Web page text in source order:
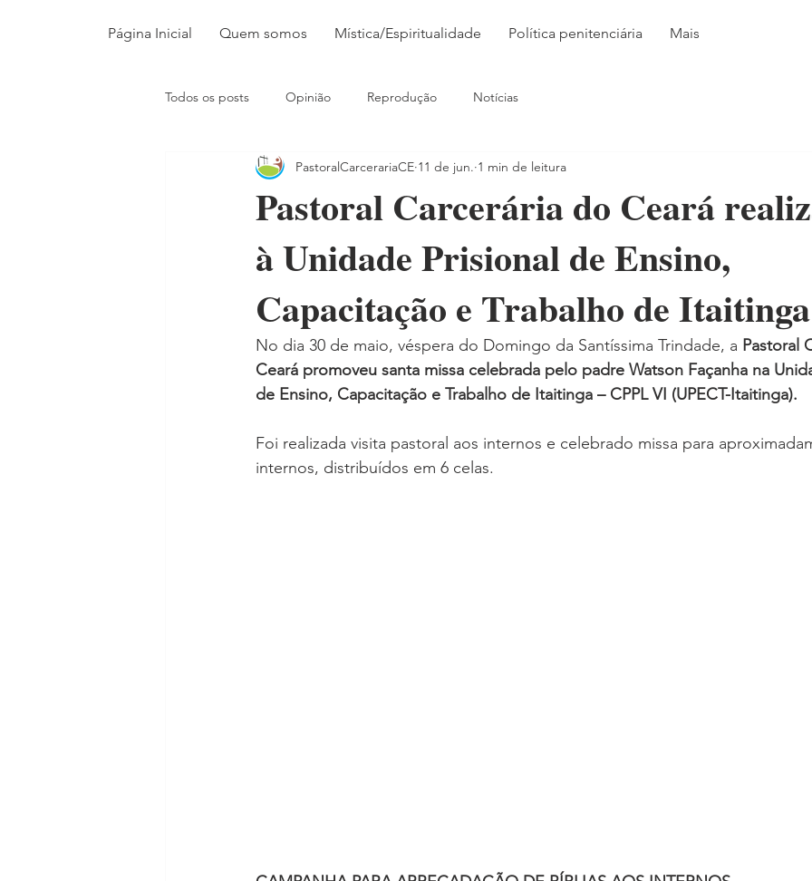
Página Inicial Quem somos Mística/Espiritualidade Política penitenciária Mais
Todos os posts Opinião Reprodução Notícias
Pastoral Carcerária do Ceará
à Unidade Prisional de Ensino,
Capacitação e Trabalho de Itaitinga
PastoralCarcerariaCE 11 de jun. 1 min de leitura
No dia 30 de maio, véspera do Domingo da Santíssima Trindade, a Pastoral
Ceará promoveu santa missa celebrada pelo padre Watson Façanha na
de Ensino, Capacitação e Trabalho de Itaitinga – CPPL VI (UPECT-Itaitinga).
Foi realizada visita pastoral aos internos e celebrado missa para
internos, distribuídos em 6 celas.